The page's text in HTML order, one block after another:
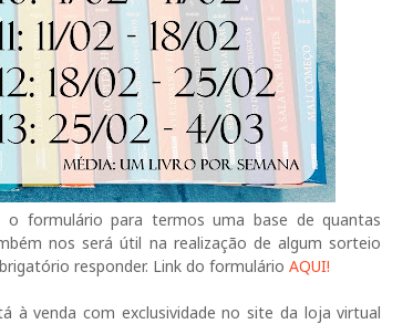
o formulário para termos uma base de quantas
nos será útil na realização de algum sorteio
responder. Link do formulário AQUI!
à venda com exclusividade no site da loja virtual